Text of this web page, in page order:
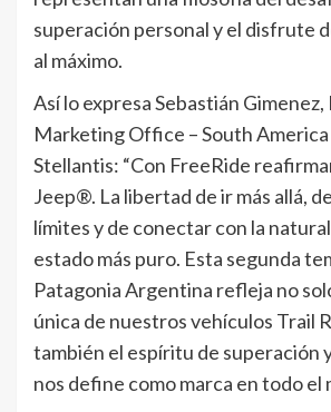
superación personal y el disfrute
al máximo.
Así lo expresa Sebastián
Marketing Office – South
Stellantis: “Con FreeRide
Jeep®. La libertad de ir más allá,
límites y de conectar con la
estado más puro. Esta segunda
Patagonia Argentina refleja no
única de nuestros vehículos Trail
también el espíritu de superación
nos define como marca en todo el